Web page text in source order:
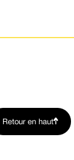
Retour en haut